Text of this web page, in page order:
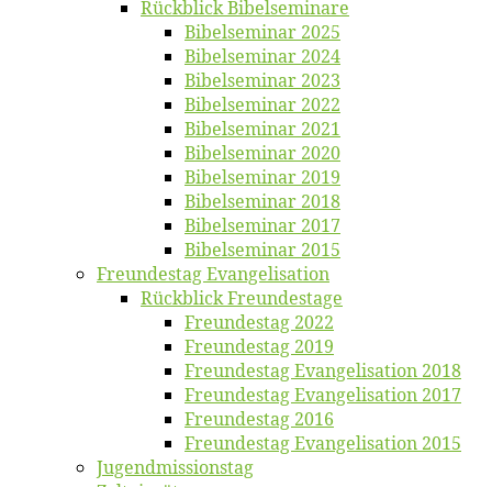
Rück­blick Bibelseminare
Bi­bel­se­mi­nar 2025
Bi­bel­se­mi­nar 2024
Bi­bel­se­mi­nar 2023
Bi­bel­se­mi­nar 2022
Bi­bel­se­mi­nar 2021
Bi­bel­se­mi­nar 2020
Bi­bel­se­mi­nar 2019
Bi­bel­se­mi­nar 2018
Bibelsemi­nar 2017
Bibelsemi­nar 2015
Freun­des­tag Evangelisation
Rück­blick Freundestage
Freun­des­tag 2022
Freun­des­tag 2019
Freun­des­tag Evan­ge­li­sa­ti­on 2018
Freun­des­tag Evan­ge­li­sa­ti­on 2017
Freun­des­tag 2016
Freun­des­tag Evan­ge­li­sa­ti­on 2015
Jugend­mis­sions­tag